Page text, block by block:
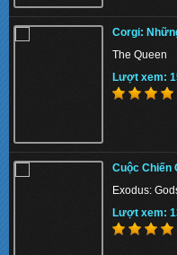
Cuộc Phiêu
The Croods
Lượt xem:
Người Sắt
Iron Man 3
Lượt xem:
Corgi:
The Queen
Lượt xem:
Cuộc Chiến
Exodus:
Lượt xem: